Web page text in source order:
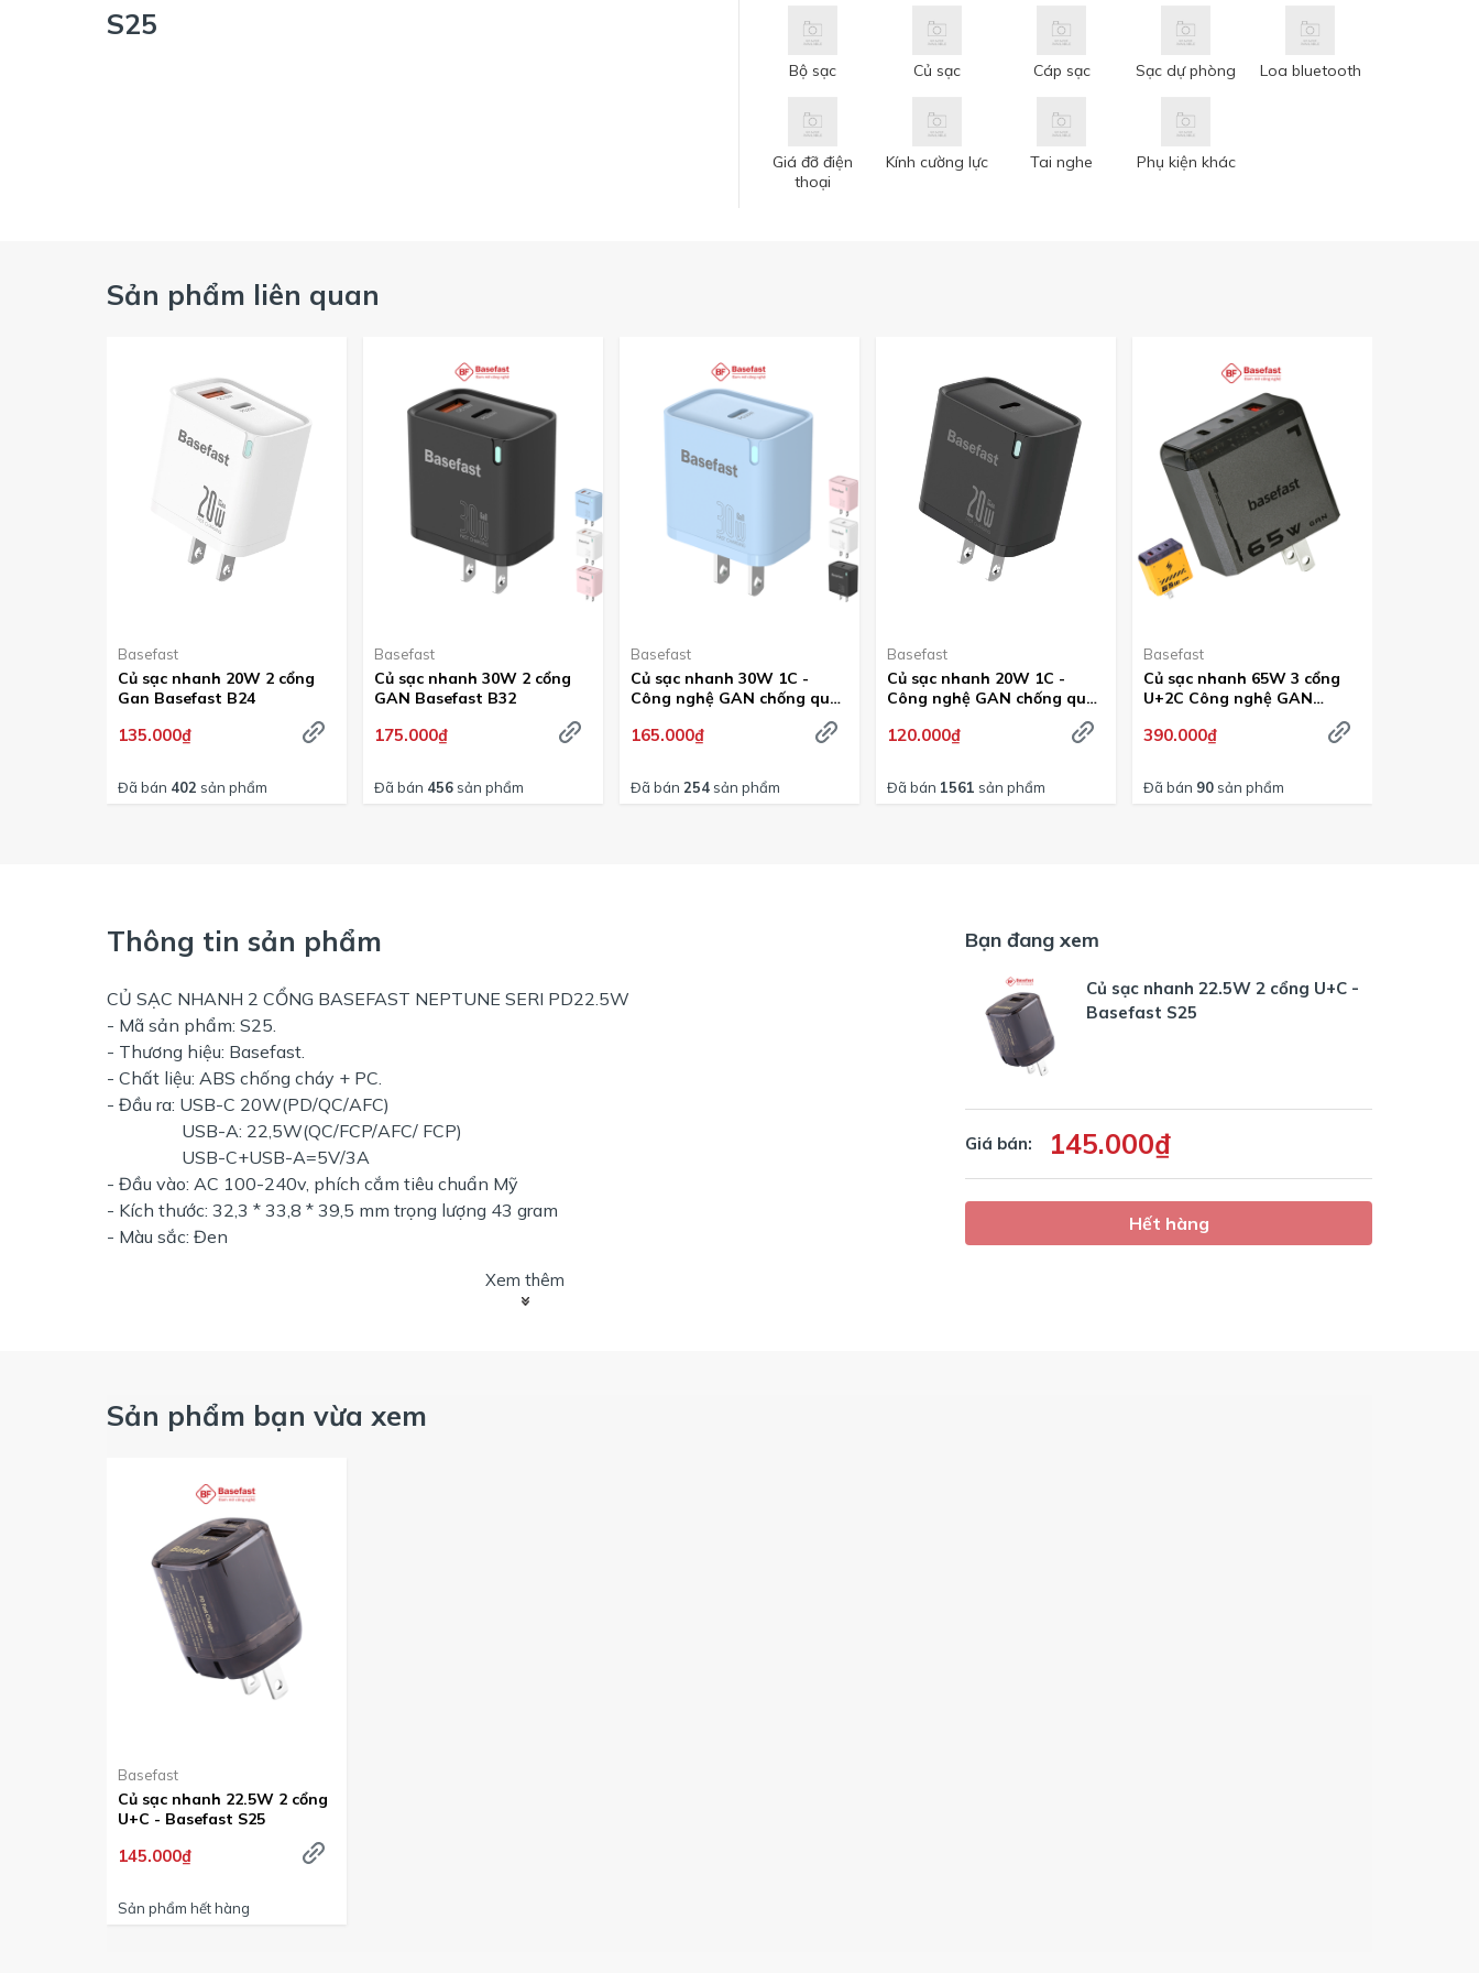
S25
Bộ sạc Củ sạc Cáp sạc Sạc dự phòng Loa bluetooth
Giá đỡ điện
thoại
Kính cường lực Tai nghe Phụ kiện khác
Sản phẩm liên quan
Basefast
Củ sạc nhanh 20W 2 cổng
Gan Basefast B24
135.000₫
Đã bán 402 sản phẩm
Basefast
Củ sạc nhanh 30W 2 cổng
GAN Basefast B32
175.000₫
Đã bán 456 sản phẩm
Basefast
Củ sạc nhanh 30W 1C -
Công nghệ GAN chống quá
165.000₫
Đã bán 254 sản phẩm
Basefast
Củ sạc nhanh 20W 1C -
Công nghệ GAN chống quá
120.000₫
Đã bán 1561 sản phẩm
Basefast
Củ sạc nhanh 65W 3 cổng
U+2C Công nghệ GAN
Basefast G65
390.000₫
Đã bán 90 sản phẩm
Thông tin sản phẩm
CỦ SẠC NHANH 2 CỔNG BASEFAST NEPTUNE SERI PD22.5W
- Mã sản phẩm: S25.
- Thương hiệu: Basefast.
- Chất liệu: ABS chống cháy + PC.
- Đầu ra: USB-C 20W(PD/QC/AFC)
USB-A: 22,5W(QC/FCP/AFC/ FCP)
USB-C+USB-A=5V/3A
- Đầu vào: AC 100-240v, phích cắm tiêu chuẩn Mỹ
- Kích thước: 32,3 * 33,8 * 39,5 mm trọng lượng 43 gram
- Màu sắc: Đen
Xem thêm
Bạn đang xem
Củ sạc nhanh 22.5W 2 cổng U+C -
Basefast S25
Giá bán: 145.000₫
Hết hàng
Sản phẩm bạn vừa xem
Basefast
Củ sạc nhanh 22.5W 2 cổng
U+C - Basefast S25
145.000₫
Sản phẩm hết hàng